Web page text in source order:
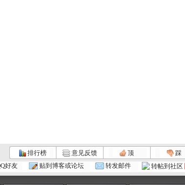
排行榜 意见反馈 顶 踩
好友 贴到博客或论坛 转发邮件 转帖到社区